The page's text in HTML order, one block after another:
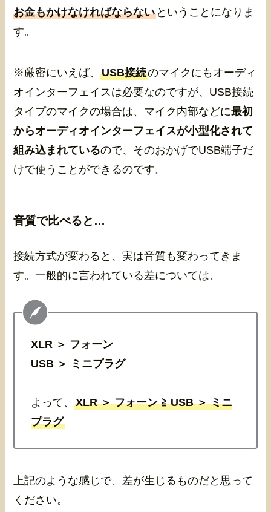
お金もかけなければならない ということになりま
す。
※厳密にいえば、USB接続のマイクにもオーディ
オインターフェイスは必要なのですが、USB接続
タイプのマイクの場合は、マイク内部などに最初
からオーディオインターフェイスが小型化されて
組み込まれているので、そのおかげでUSB端子だ
けで使うことができるのです。
音質で比べると…
接続方式が変わると、実は音質も変わってきま
す。一般的に言われている差については、
XLR ＞ フォーン
USB ＞ ミニプラグ
よって、XLR ＞ フォーン ≧ USB ＞ ミニ
プラグ
上記のような感じで、差が生じるものだと思って
ください。